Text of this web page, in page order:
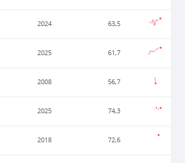
2024 63,5
2025 61,7
2008 56,7
2025 74,3
2018 72,6